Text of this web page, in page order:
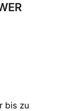
bis zu